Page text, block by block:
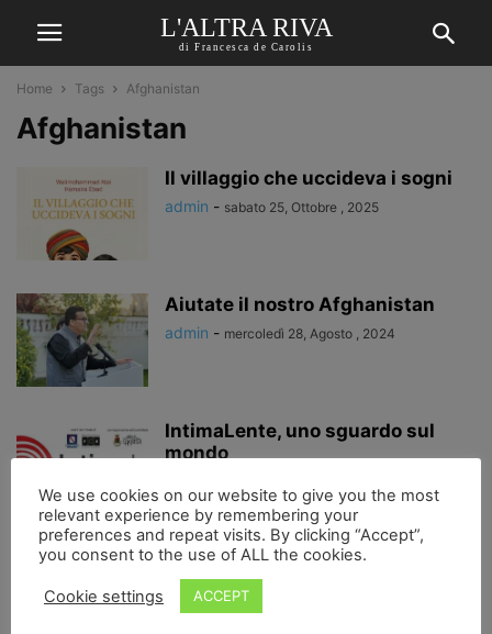
L'ALTRA RIVA
di Francesca de Carolis
Home Tags Afghanistan
Afghanistan
Il villaggio che uccideva i sogni
admin - sabato 25, Ottobre , 2025
Aiutate il nostro Afghanistan
admin - mercoledì 28, Agosto , 2024
IntimaLente, uno sguardo sul
mondo
martedì 14, Dicembre , 2021
Afghanistan, un pò di storia…
Francesca de Carolis
mercoledì 13, Febbraio , 2019
We use cookies on our website to give you the most
relevant experience by remembering your
preferences and repeat visits. By clicking “Accept”,
you consent to the use of ALL the cookies.
Cookie settings ACCEPT